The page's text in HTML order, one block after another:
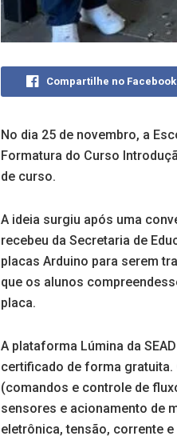
Compartilhe no Facebook
No dia 25 de novembro, a
Formatura do Curso
de curso.
A ideia surgiu após uma
recebeu da Secretaria de
placas Arduino para serem
que os alunos
placa.
A plataforma Lúmina da
certificado de forma
(comandos e controle de
sensores e acionamento de
eletrônica, tensão, corrente